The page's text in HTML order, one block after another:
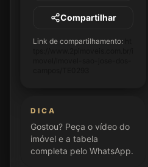
Compartilhar
Link de compartilhamento:
DICA
Gostou? Peça o vídeo do
imóvel e a tabela
completa pelo WhatsApp.